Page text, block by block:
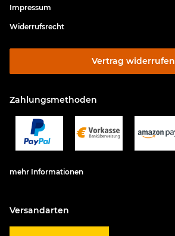
Impressum
Widerrufsrecht
Vertrag widerrufen
Zahlungsmethoden
mehr Informationen
Versandarten